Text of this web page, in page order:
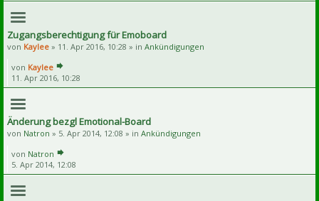
Zugangsberechtigung für Emoboard
von Kaylee » 11. Apr 2016, 10:28 » in Ankündigungen
von Kaylee
11. Apr 2016, 10:28
Änderung bezgl Emotional-Board
von Natron » 5. Apr 2014, 12:08 » in Ankündigungen
von Natron
5. Apr 2014, 12:08